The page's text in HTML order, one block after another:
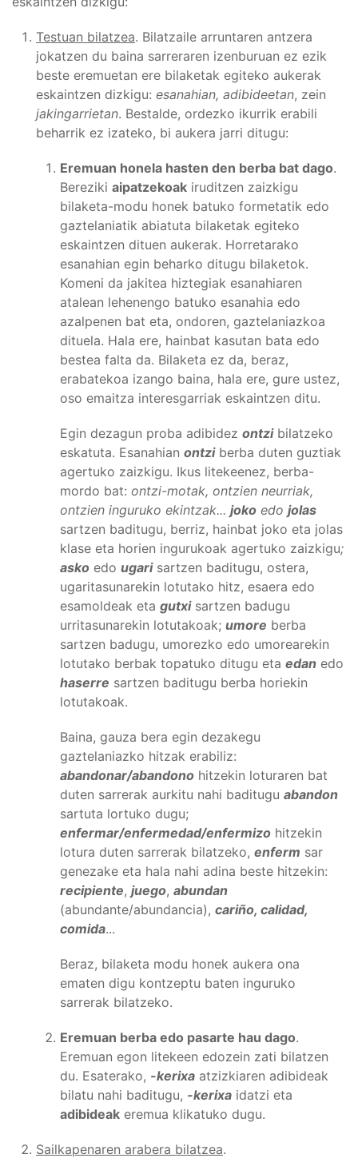
Testuan bilatzea. Bilatzaile arruntaren antzera
jokatzen du baina sarreraren izenburuan ez ezik
beste eremuetan ere bilaketak egiteko aukerak
eskaintzen dizkigu: esanahian, adibideetan, zein
jakingarrietan. Bestalde, ordezko ikurrik erabili
beharrik ez izateko, bi aukera jarri ditugu:
Eremuan honela hasten den berba bat dago.
Bereziki aipatzekoak iruditzen zaizkigu
bilaketa-modu honek batuko formetatik edo
gaztelaniatik abiatuta bilaketak egiteko
eskaintzen dituen aukerak. Horretarako
esanahian egin beharko ditugu bilaketok.
Komeni da jakitea hiztegiak esanahiaren
atalean lehenengo batuko esanahia edo
azalpenen bat eta, ondoren, gaztelaniazkoa
dituela. Hala ere, hainbat kasutan bata edo
bestea falta da. Bilaketa ez da, beraz,
erabatekoa izango baina, hala ere, gure ustez,
oso emaitza interesgarriak eskaintzen ditu.
Egin dezagun proba adibidez ontzibilatzeko
eskatuta. Esanahian ontziberba duten guztiak
agertuko zaizkigu. Ikus litekeenez, berba-
mordo bat: ontzi-motak, ontzien neurriak,
ontzien inguruko ekintzak... joko edo jolas
sartzen baditugu, berriz, hainbat joko eta jolas
klase eta horien ingurukoak agertuko zaizkigu;
asko edo ugarisartzen baditugu, ostera,
ugaritasunarekin lotutako hitz, esaera edo
esamoldeak eta gutxisartzen badugu
urritasunarekin lotutakoak; umore berba
sartzen badugu, umorezko edo umorearekin
lotutako berbak topatuko ditugu eta edan edo
haserre sartzen baditugu berba horiekin
lotutakoak.
Baina, gauza bera egin dezakegu
gaztelaniazko hitzak erabiliz:
abandonar/abandono hitzekin loturaren bat
duten sarrerak aurkitu nahi baditugu abandon
sartuta lortuko dugu;
enfermar/enfermedad/enfermizo hitzekin
lotura duten sarrerak bilatzeko, enferm sar
genezake eta hala nahi adina beste hitzekin:
recipiente, juego, abundan
(abundante/abundancia), cariño, calidad,
comida...
Beraz, bilaketa modu honek aukera ona
ematen digu kontzeptu baten inguruko
sarrerak bilatzeko.
Eremuan berba edo pasarte hau dago.
Eremuan egon litekeen edozein zati bilatzen
du. Esaterako, -kerixa atzizkiaren adibideak
bilatu nahi baditugu, -kerixa idatzi eta
adibideak eremua klikatuko dugu.
Sailkapenaren arabera bilatzea.